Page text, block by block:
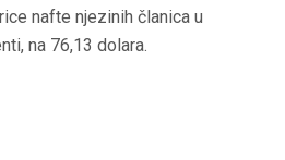
nafte njezinih članica u
na 76,13 dolara.